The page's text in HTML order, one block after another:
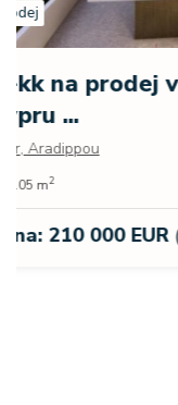
Prodej
Apartmán
Bulharsko, Burgas
0 m2
Cena: 2 490